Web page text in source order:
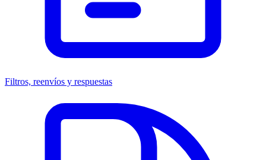
Filtros, reenvíos y respuestas